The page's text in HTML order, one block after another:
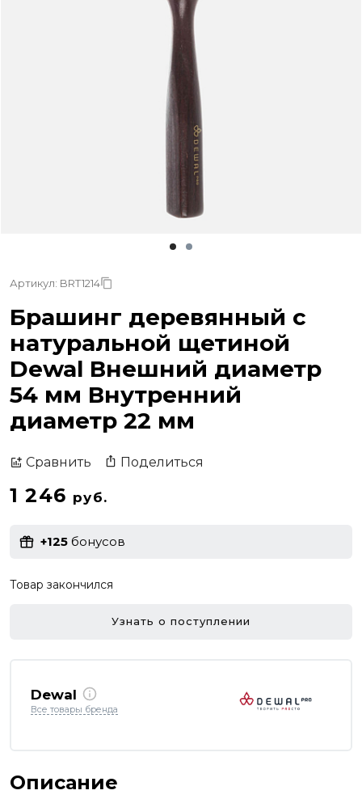
Артикул: BRT1214
Брашинг деревянный с
натуральной щетиной
Dewal Внешний диаметр
54 мм Внутренний
диаметр 22 мм
Сравнить Поделиться
1 246 руб.
+125 бонусов
Товар закончился
Узнать о поступлении
Dewal
Все товары бренда
Описание